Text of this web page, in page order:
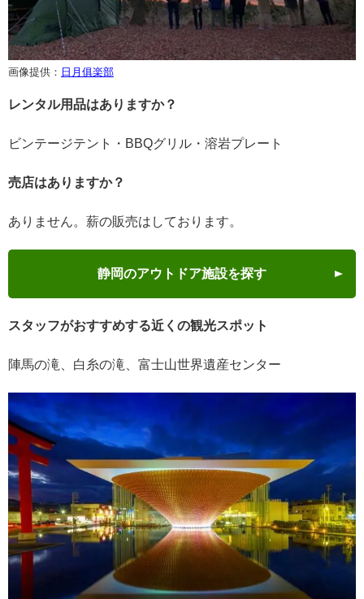
画像提供： 日月俱楽部
レンタル用品はありますか？
ビンテージテント・BBQグリル・溶岩プレート
売店はありますか？
ありません。薪の販売はしております。
静岡のアウトドア施設を探す
スタッフがおすすめする近くの観光スポット
陣馬の滝、白糸の滝、富士山世界遺産センター